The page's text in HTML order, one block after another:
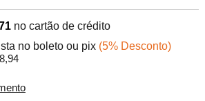
no cartão de crédito
no boleto ou pix (5% Desconto)